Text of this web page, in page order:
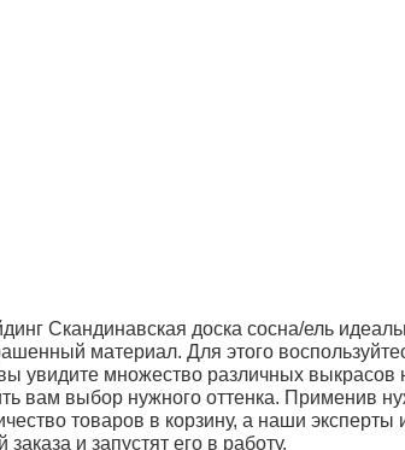
Скандинавская доска сосна/ель
материал. Для этого
увидите множество различных
вам выбор нужного оттенка. Применив
товаров в корзину, а наши эксперты
и запустят его в работу.